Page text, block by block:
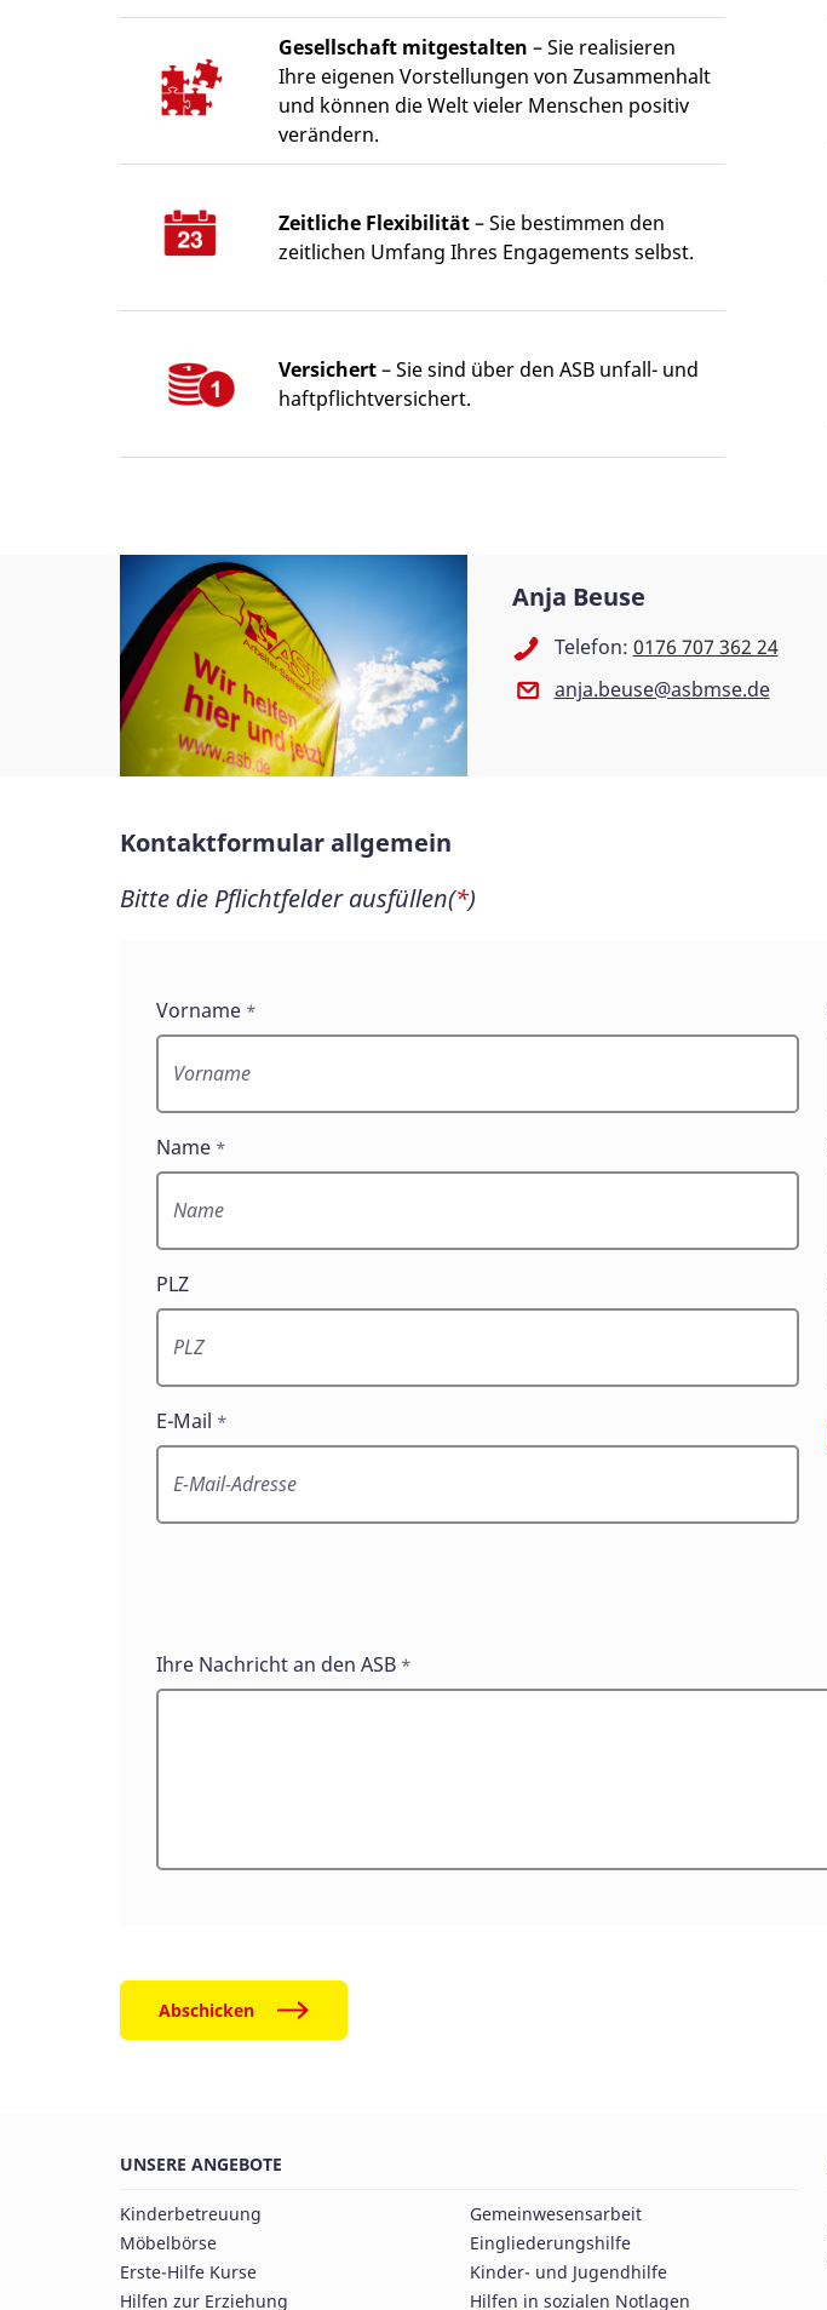
Gesellschaft mitgestalten – Sie realisieren
Ihre eigenen Vorstellungen von Zusammenhalt
und können die Welt vieler Menschen positiv
verändern.
Zeitliche Flexibilität– Sie bestimmen den
zeitlichen Umfang Ihres Engagements selbst.
Versichert– Sie sind über den ASB unfall- und
haftpflichtversichert.
Anja Beuse
Telefon: 0176 707 362 24
anja.beuse@asbmse.de
Kontaktformular allgemein
Bitte die Pflichtfelder ausfüllen(*)
Kontaktformular
allgemein
Vorname *
Name *
PLZ
E-Mail *
Ihre Nachricht an den ASB *
Abschicken
UNSERE ANGEBOTE
Kinderbetreuung
Möbelbörse
Erste-Hilfe Kurse
Hilfen zur Erziehung
Gemeinwesensarbeit
Eingliederungshilfe
Kinder- und Jugendhilfe
Hilfen in sozialen Notlagen